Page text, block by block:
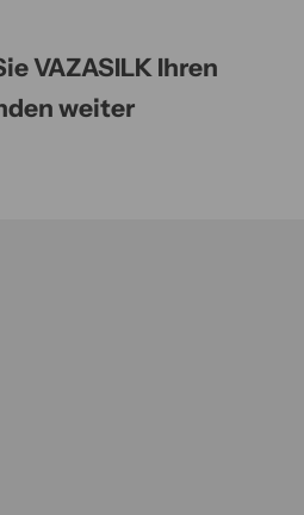
VAZASILK Ihren
weiter